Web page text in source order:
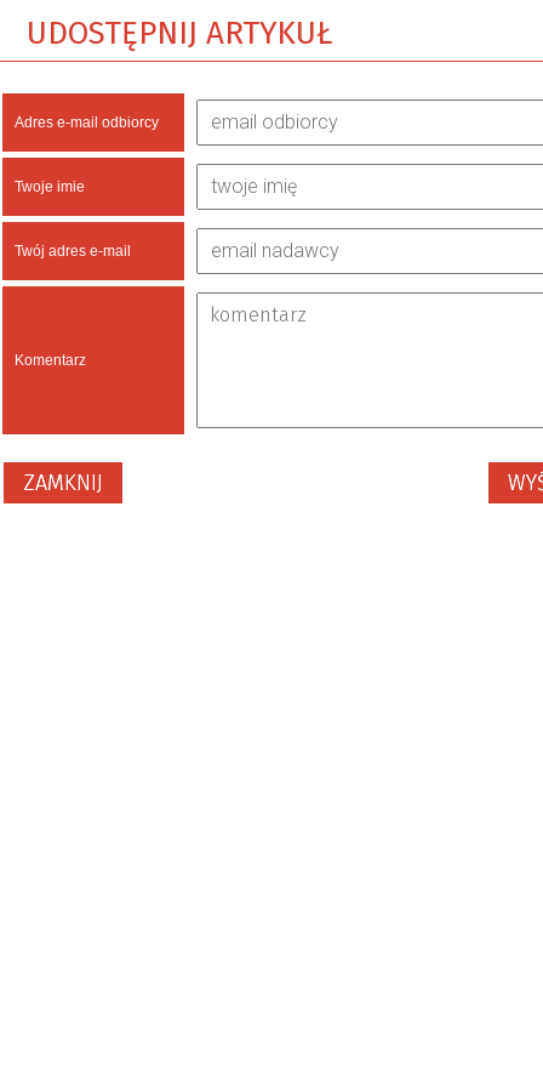
UDOSTĘPNIJ ARTYKUŁ
Adres e-mail odbiorcy
Twoje imie
Twój adres e-mail
Komentarz